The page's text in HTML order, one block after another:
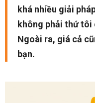
khá nhiều giải
không phải thứ tôi
Ngoài ra, giá cả
bạn.